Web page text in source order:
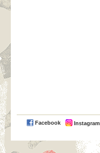
Facebook Instagram